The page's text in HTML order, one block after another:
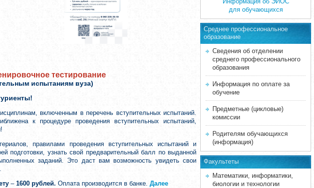
тестирование
испытаниям вуза)
включенным в перечень вступительных испытаний.
к процедуре проведения вступительных испытаний,
правилами проведения вступительных испытаний и
подготовки, узнать свой предварительный балл по выданной
заданий. Это даст вам возможность увидеть свои
–1600 рублей. Оплата производится в банке. Далее
для обучающихся
Среднее професcиональное
образование
Сведения об отделении
среднего профессионального
образования
Информация по оплате за
обучение
Предметные (цикловые)
комиссии
Родителям обучающихся
(информация)
Факультеты
Математики, информатики,
биологии и технологии